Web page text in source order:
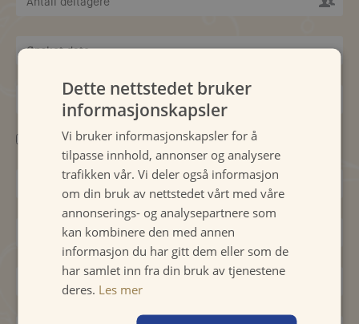
Bedriftsarrangement?
Dette nettstedet bruker
informasjonskapsler
Vi bruker informasjonskapsler for å
tilpasse innhold, annonser og analysere
trafikken vår. Vi deler også informasjon
om din bruk av nettstedet vårt med våre
annonserings- og analysepartnere som
kan kombinere den med annen
informasjon du har gitt dem eller som de
har samlet inn fra din bruk av tjenestene
deres. Les mer